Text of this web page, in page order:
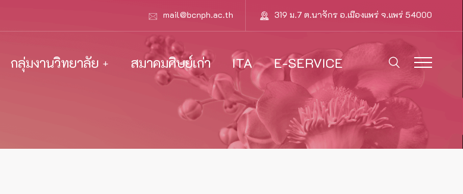
mail@bcnph.ac.th 319 ม.7 ต.นาจักร อ.เมืองแพร่ จ.แพร่ 54000
กลุ่มงานวิทยาลัย สมาคมศิษย์เก่า ITA E-SERVICE